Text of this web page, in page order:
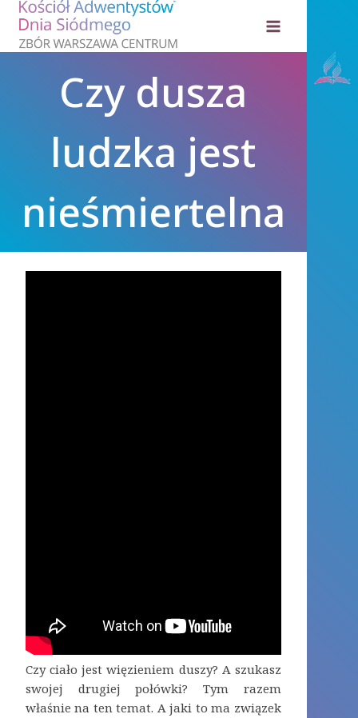
Przejdź
treści
Czy dusza
ludzka jest
nieśmiertelna
Czy ciało jest więzieniem duszy? A szukasz
swojej drugiej połówki? Tym razem
właśnie na ten temat. A jaki to ma związek